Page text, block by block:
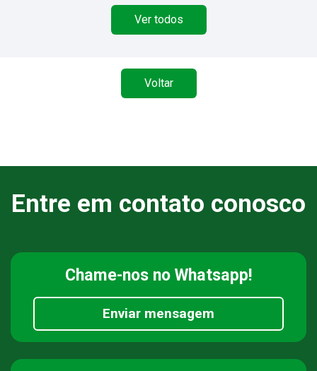
Ver todos
Voltar
Entre em contato conosco
Chame-nos no Whatsapp!
Enviar mensagem